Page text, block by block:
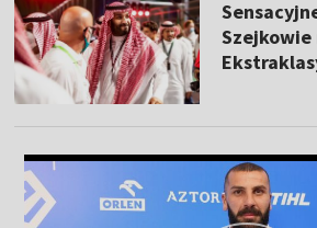
Szejkowie